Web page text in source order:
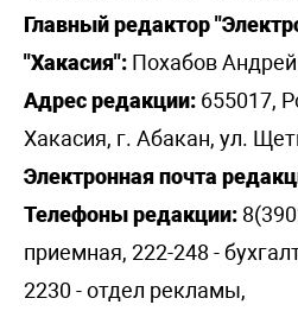
Главный редактор
"Хакасия": Похабов
Адрес редакции: 655017,
Хакасия, г. Абакан, ул.
Электронная почта
Телефоны редакции:
приемная, 222-248 -
2230 - отдел рекламы,